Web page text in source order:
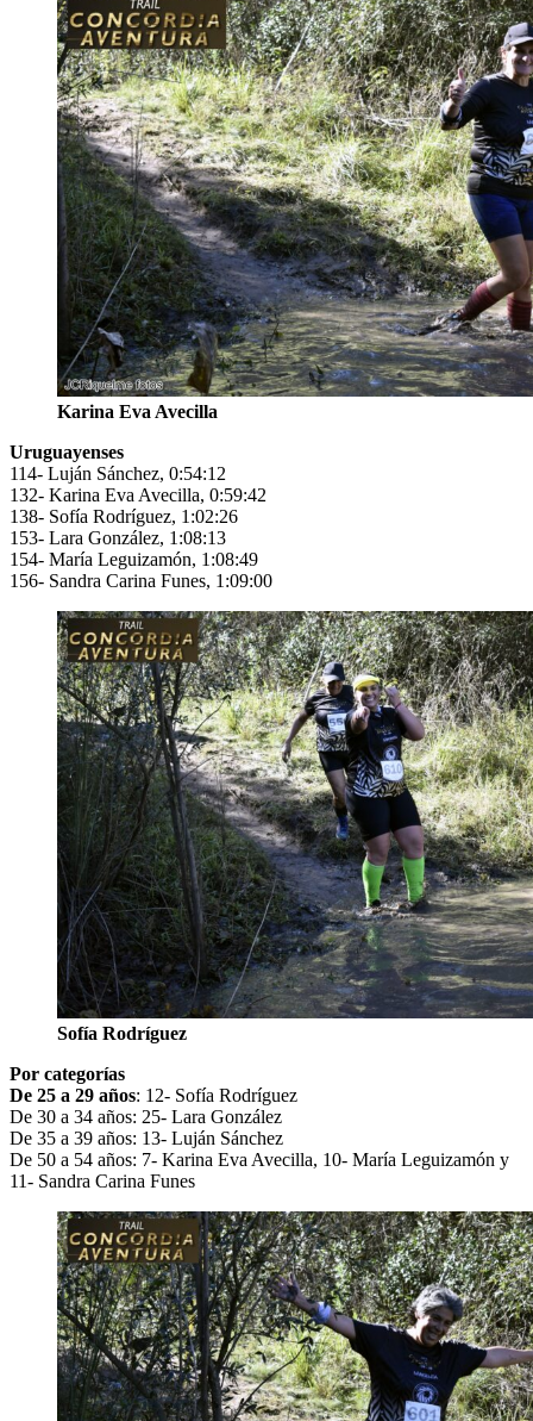
Karina Eva Avecilla
Uruguayenses
114- Luján Sánchez, 0:54:12
132- Karina Eva Avecilla, 0:59:42
138- Sofía Rodríguez, 1:02:26
153- Lara González, 1:08:13
154- María Leguizamón, 1:08:49
156- Sandra Carina Funes, 1:09:00
Sofía Rodríguez
Por categorías
De 25 a 29 años: 12- Sofía Rodríguez
De 30 a 34 años: 25- Lara González
De 35 a 39 años: 13- Luján Sánchez
De 50 a 54 años: 7- Karina Eva Avecilla, 10- María Leguizamón y
11- Sandra Carina Funes